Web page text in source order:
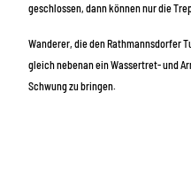
geschlossen, dann können nur die
Wanderer, die den Rathmannsdorfer
gleich nebenan ein Wassertret- und
Schwung zu bringen.